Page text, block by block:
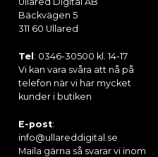
Bäckvägen 5
311 60 Ullared
Tel : 0346-30500 kl. 14-17
Vi kan vara svåra att nå på
telefon när vi har mycket
kunder i butiken
E-post:
info@ullareddigital.se
Maila gärna så svarar vi inom